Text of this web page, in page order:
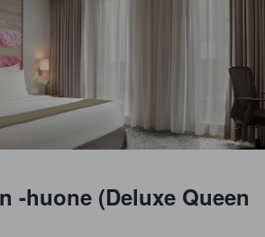
-huone (Deluxe Queen